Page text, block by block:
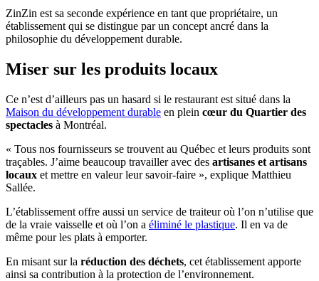
ZinZin est sa seconde expérience en tant que propriétaire, un
établissement qui se distingue par un concept ancré dans la
philosophie du développement durable.
Miser sur les produits locaux
Ce n’est d’ailleurs pas un hasard si le restaurant est situé dans la
Maison du développement durable en plein cœur du Quartier des
spectacles à Montréal.
« Tous nos fournisseurs se trouvent au Québec et leurs produits sont
traçables. J’aime beaucoup travailler avec des artisanes et artisans
locaux et mettre en valeur leur savoir-faire », explique Matthieu
Sallée.
L’établissement offre aussi un service de traiteur où l’on n’utilise que
de la vraie vaisselle et où l’on a éliminé le plastique. Il en va de
même pour les plats à emporter.
En misant sur la réduction des déchets, cet établissement apporte
ainsi sa contribution à la protection de l’environnement.